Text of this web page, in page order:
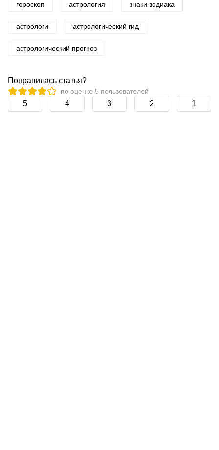
гороскоп астрология знаки зодиака
астрологи астрологический гид
астрологический прогноз
Понравилась статья?
по оценке 5 пользователей
5 4 3 2 1